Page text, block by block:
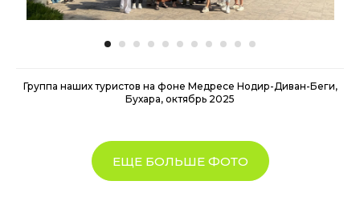
Группа наших туристов на фоне Медресе Нодир-Диван-Беги,
Бухара, октябрь 2025
ЕЩЕ БОЛЬШЕ ФОТО